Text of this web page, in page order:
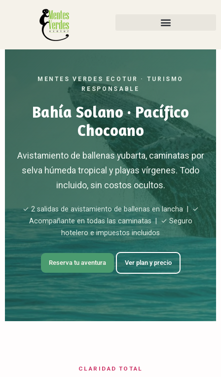
MENTES VERDES ECOTUR · TURISMO
RESPONSABLE
Bahía Solano · Pacífico
Chocoano
Avistamiento de ballenas yubarta, caminatas por
selva húmeda tropical y playas vírgenes. Todo
incluido, sin costos ocultos.
✓ 2 salidas de avistamiento de ballenas en lancha | ✓
Acompañante en todas las caminatas | ✓ Seguro
hotelero e impuestos incluidos
Reserva tu aventura Ver plan y precio
CLARIDAD TOTAL